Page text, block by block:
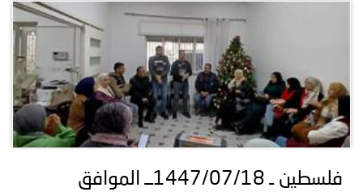
فلسطين ـ 1447/07/18ــ الموافق